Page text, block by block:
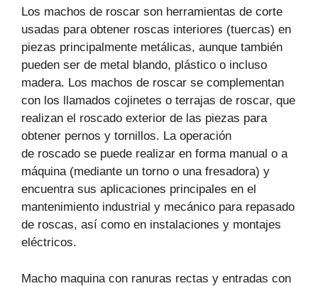
Los machos de roscar son herramientas de corte
usadas para obtener roscas interiores (tuercas) en
piezas principalmente metálicas, aunque también
pueden ser de metal blando, plástico o incluso
madera. Los machos de roscar se complementan
con los llamados cojinetes o terrajas de roscar, que
realizan el roscado exterior de las piezas para
obtener pernos y tornillos. La operación
de roscado se puede realizar en forma manual o a
máquina (mediante un torno o una fresadora) y
encuentra sus aplicaciones principales en el
mantenimiento industrial y mecánico para repasado
de roscas, así como en instalaciones y montajes
eléctricos.
Macho maquina con ranuras rectas y entradas con